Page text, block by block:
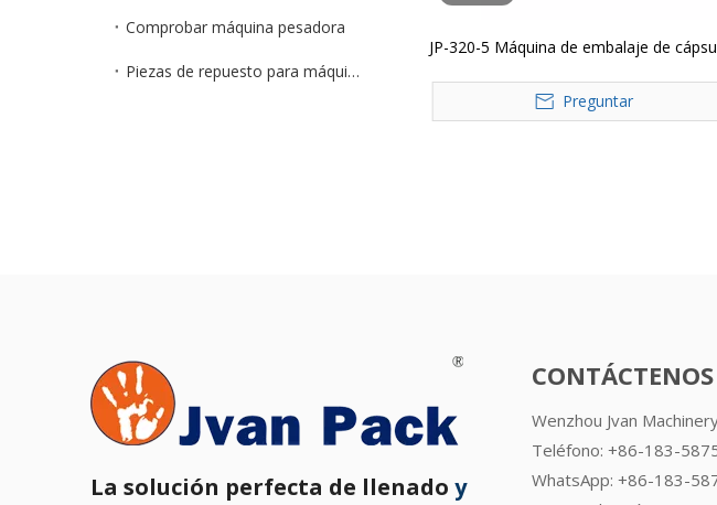
Comprobar máquina pesadora
Piezas de repuesto para máquinas de embalaje
JP-320-5 Máquina de embalaje de
Preguntar
La solución perfecta de llenado y
CONTÁCTENOS
Wenzhou Jvan
Teléfono: +86-183-
WhatsApp: +86-183-